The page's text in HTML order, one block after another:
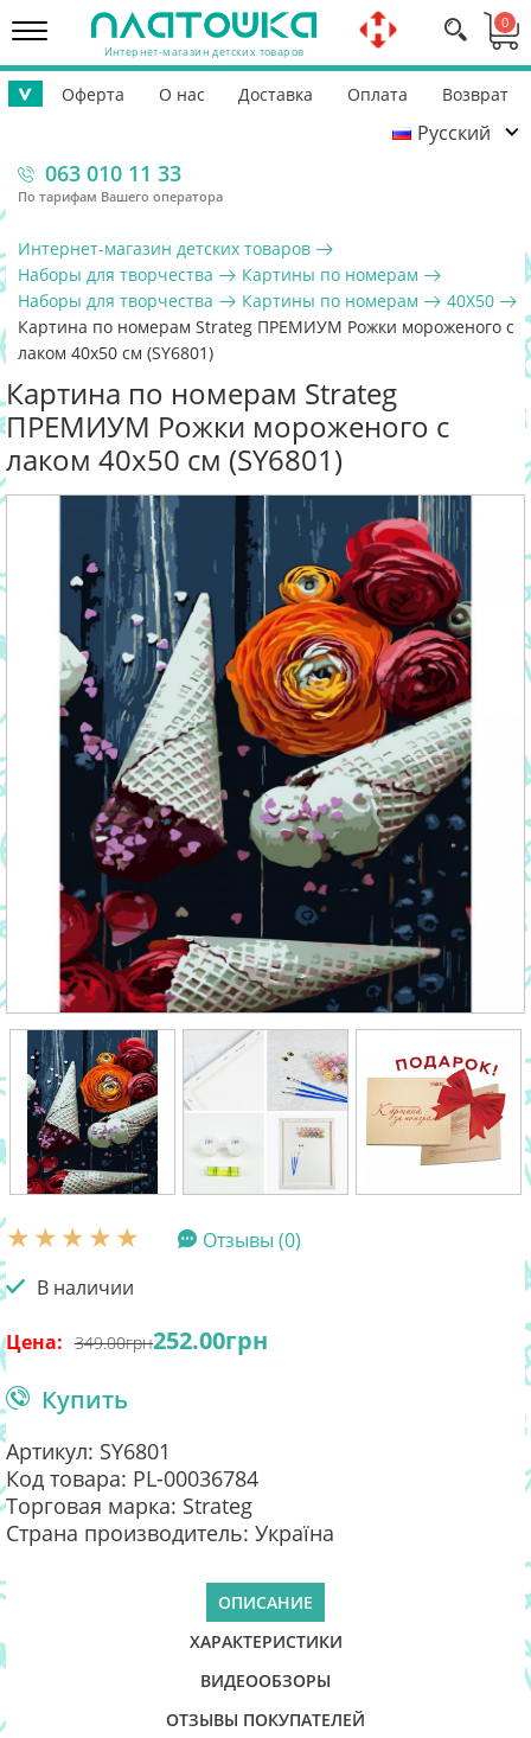
> Оферта О нас Доставка Оплата
Возврат
Помощь ВСУ
Русский
063 010 11 33
По тарифам Вашего оператора
Интернет-магазин детских товаров
0
Интернет-магазин детских товаров
Наборы для творчества
Картины по номерам
Наборы для творчества
Картины по номерам
40Х50
Картина по номерам Strateg ПРЕМИУМ Рожки мороженого с
лаком 40х50 см (SY6801)
Картина по номерам Strateg
ПРЕМИУМ Рожки мороженого с
лаком 40х50 см (SY6801)
Отзывы (0)
В наличии
Цена: 349.00грн252.00грн
Купить
Артикул: SY6801
Код товара: PL-00036784
Торговая марка: Strateg
Страна производитель: Україна
ОПИСАНИЕ
ХАРАКТЕРИСТИКИ
ВИДЕООБЗОРЫ
ОТЗЫВЫ ПОКУПАТЕЛЕЙ